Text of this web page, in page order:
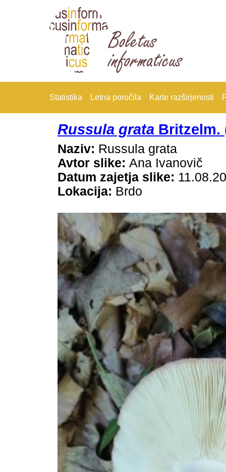
Statistika Letna poročila Karte razširjenosti
Russula grata Britzelm.
Naziv: Russula grata
Avtor slike: Ana Ivanovič
Datum zajetja slike:
Lokacija: Brdo